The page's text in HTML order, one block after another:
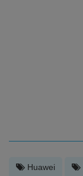
Huawei